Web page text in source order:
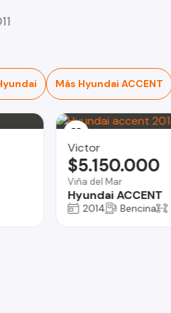
Más Hyundai ACCENT
Victor
Viña del Mar
Hyundai ACCENT
$5.150.000
2014 Bencina